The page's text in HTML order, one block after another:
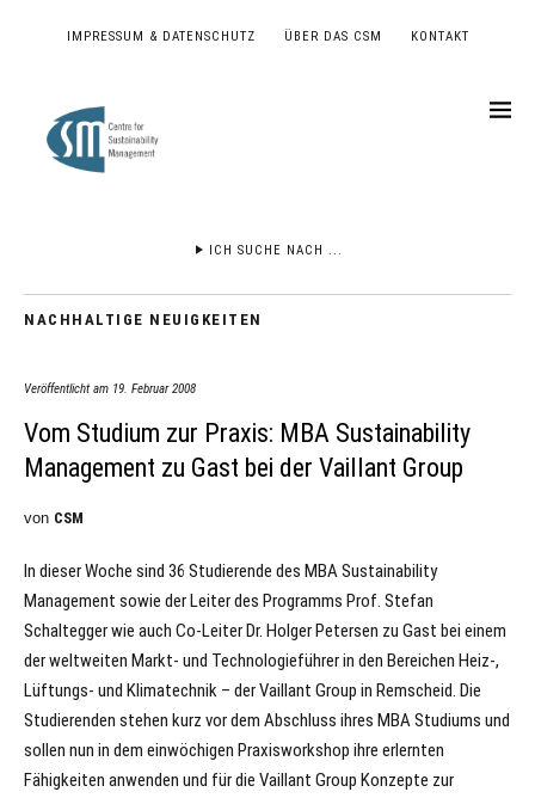
IMPRESSUM & DATENSCHUTZ ÜBER DAS CSM KONTAKT
ICH SUCHE NACH ...
NACHHALTIGE NEUIGKEITEN
Veröffentlicht am 19. Februar 2008
Vom Studium zur Praxis: MBA Sustainability
Management zu Gast bei der Vaillant Group
von CSM
In dieser Woche sind 36 Studierende des MBA Sustainability
Management sowie der Leiter des Programms Prof. Stefan
Schaltegger wie auch Co-Leiter Dr. Holger Petersen zu Gast bei einem
der weltweiten Markt- und Technologieführer in den Bereichen Heiz-,
Lüftungs- und Klimatechnik – der Vaillant Group in Remscheid. Die
Studierenden stehen kurz vor dem Abschluss ihres MBA Studiums und
sollen nun in dem einwöchigen Praxisworkshop ihre erlernten
Fähigkeiten anwenden und für die Vaillant Group Konzepte zur